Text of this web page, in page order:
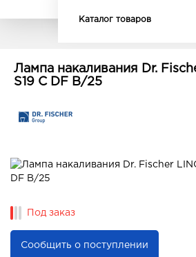
Каталог товаров
Лампа накаливания Dr.
S19 C DF B/25
Под заказ
Сообщить о поступлении